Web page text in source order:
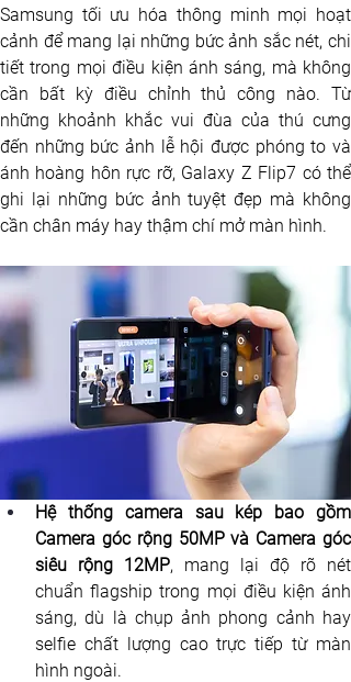
Samsung tối ưu hóa thông minh mọi hoạt
cảnh để mang lại những bức ảnh sắc nét, chi
tiết trong mọi điều kiện ánh sáng, mà không
cần bất kỳ điều chỉnh thủ công nào. Từ
những khoảnh khắc vui đùa của thú cưng
đến những bức ảnh lễ hội được phóng to và
ánh hoàng hôn rực rỡ, Galaxy Z Flip7 có thể
ghi lại những bức ảnh tuyệt đẹp mà không
cần chân máy hay thậm chí mở màn hình.
Hệ thống camera sau kép bao gồm
Camera góc rộng 50MP và Camera góc
siêu rộng 12MP, mang lại độ rõ nét
chuẩn flagship trong mọi điều kiện ánh
sáng, dù là chụp ảnh phong cảnh hay
selfie chất lượng cao trực tiếp từ màn
hình ngoài.